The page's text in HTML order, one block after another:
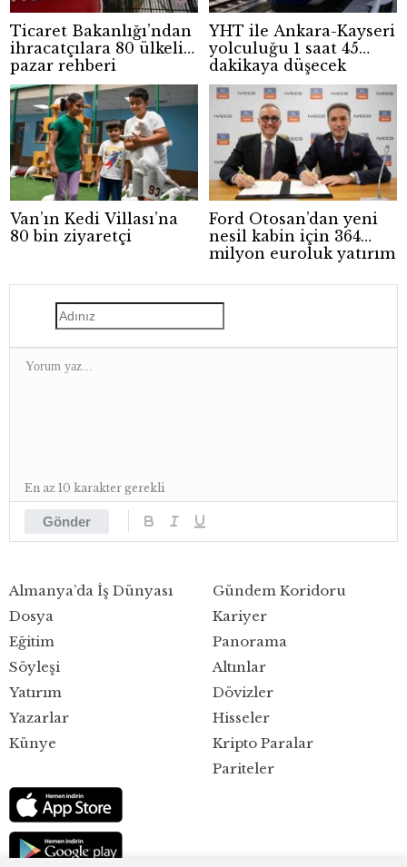
Ticaret Bakanlığı’ndan
ihracatçılara 80 ülkelik
pazar rehberi
YHT ile Ankara-Kayseri
yolculuğu 1 saat 45
dakikaya düşecek
Van’ın Kedi Villası’na
80 bin ziyaretçi
Ford Otosan’dan yeni
nesil kabin için 364
milyon euroluk yatırım
Gönder
En az 10 karakter gerekli
Almanya’da İş Dünyası
Dosya
Eğitim
Gündem Koridoru
Kariyer
Panorama
Söyleşi
Yatırım
Yazarlar
Künye
Altınlar
Dövizler
Hisseler
Kripto Paralar
Pariteler